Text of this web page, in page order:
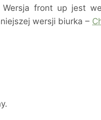
front up jest
wersji biurka –